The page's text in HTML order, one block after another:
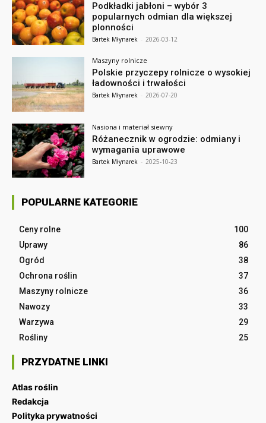
Podkładki jabłoni – wybór 3
popularnych odmian dla większej
plonności
Bartek Młynarek - 2026-03-12
Maszyny rolnicze
Polskie przyczepy rolnicze o wysokiej
ładowności i trwałości
Bartek Młynarek - 2026-07-20
Nasiona i materiał siewny
Różanecznik w ogrodzie: odmiany i
wymagania uprawowe
Bartek Młynarek - 2025-10-23
POPULARNE KATEGORIE
Ceny rolne
100
Uprawy
86
Ogród
38
Ochrona roślin
37
Maszyny rolnicze
36
Nawozy
33
Warzywa
29
Rośliny
25
PRZYDATNE LINKI
Atlas roślin
Redakcja
Polityka prywatności